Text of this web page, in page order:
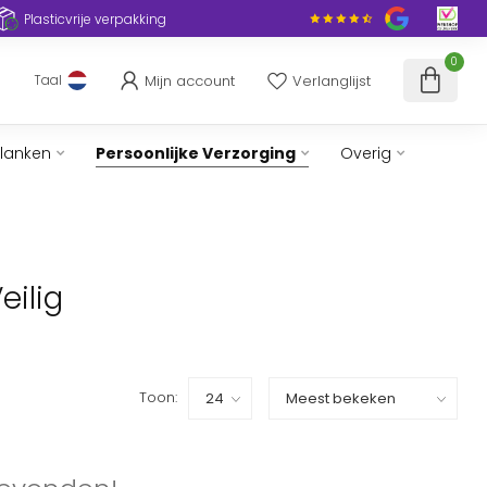
Plasticvrije verpakking
Taal Mijn account Verlanglijst
0
Persoonlijke Verzorging Overig
Toon: